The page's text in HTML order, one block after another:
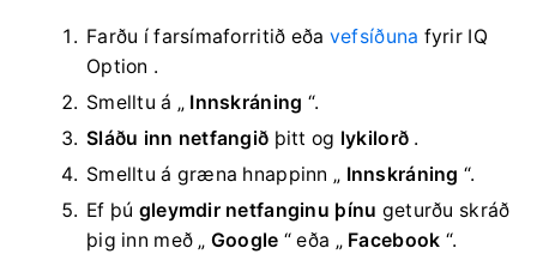
Farðu í farsímaforritið eða vefsíðuna fyrir IQ
Option .
Smelltu á „ Innskráning “.
Sláðu inn netfangið þittog lykilorð .
Smelltu á græna hnappinn „ Innskráning “.
Ef þú gleymdir netfanginu þínu geturðu skráð
þig inn með „ Google “ eða „ Facebook “.